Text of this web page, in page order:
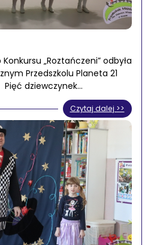
„Roztańczeni” odbyła
Przedszkolu Planeta 21
Pięć dziewczynek…
Czytaj dalej >>